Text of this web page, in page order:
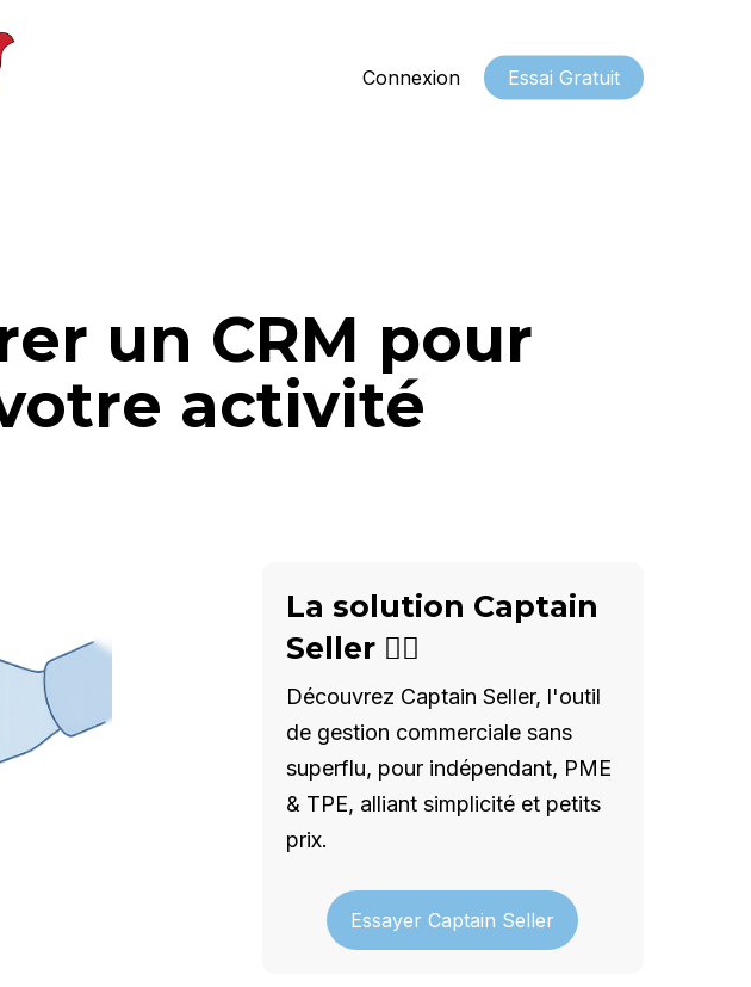
Connexion Essai Gratuit
un CRM pour
activité
La solution Captain
Seller 🦸‍♂️
Découvrez Captain Seller, l'outil
de gestion commerciale sans
superflu, pour indépendant, PME
& TPE, alliant simplicité et petits
prix.
Essayer Captain Seller